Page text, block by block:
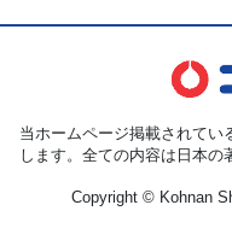
当ホームページ掲載されてい
します。全ての内容は日本の
Copyright © Kohnan